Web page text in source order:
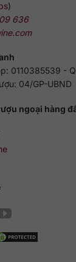
)
636
0110385539 -
04/GP-UBND
ngoại hàng